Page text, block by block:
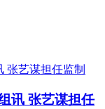
讯 张艺谋担任